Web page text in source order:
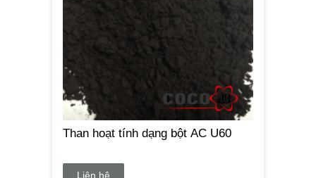
Than hoạt tính dạng bột AC U60
Liên hệ